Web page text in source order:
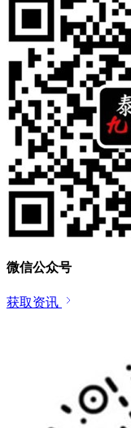
微信公众号
获取资讯